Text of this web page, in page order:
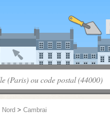
Nord > Cambrai